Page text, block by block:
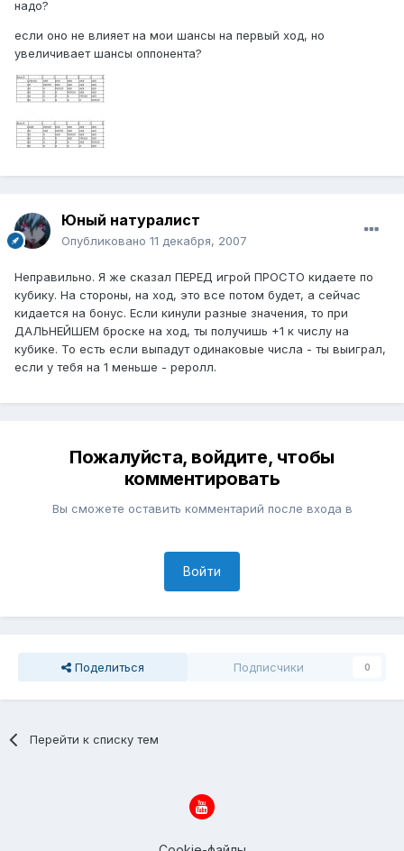
надо?
если оно не влияет на мои шансы на первый ход, но
увеличивает шансы оппонента?
Юный натуралист
Опубликовано 11 декабря, 2007
Неправильно. Я же сказал ПЕРЕД игрой ПРОСТО кидаете по
кубику. На стороны, на ход, это все потом будет, а сейчас
кидается на бонус. Если кинули разные значения, то при
ДАЛЬНЕЙШЕМ броске на ход, ты получишь +1 к числу на
кубике. То есть если выпадут одинаковые числа - ты выиграл,
если у тебя на 1 меньше - реролл.
Пожалуйста, войдите, чтобы
комментировать
Вы сможете оставить комментарий после входа в
Войти
Поделиться Подписчики 0
Перейти к списку тем